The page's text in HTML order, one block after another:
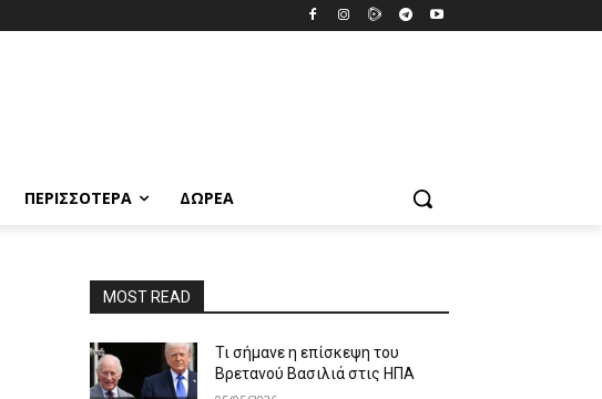
ΠΕΡΙΣΣΟΤΕΡΑ ΔΩΡΕΆ
MOST READ
Τι σήμανε η επίσκεψη του
Βρετανού Βασιλιά στις ΗΠΑ